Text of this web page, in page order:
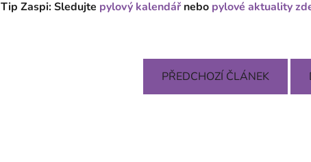
Tip Zaspi: Sledujte pylový kalendář nebo pylové aktuality
PŘEDCHOZÍ ČLÁNEK